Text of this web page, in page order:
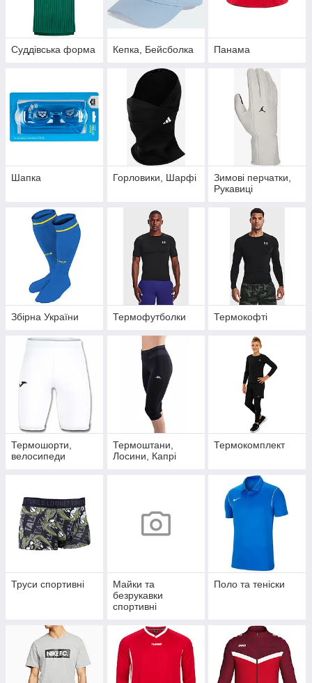
Суддівська форма Кепка, Бейсболка Панама
Шапка Горловики, Шарфі
Зимові перчатки,
Рукавиці
Збірна України Термофутболки Термокофті
Термошорти,
велосипеди
Термоштани,
Лосини, Капрі
Термокомплект
Труси спортивні
Майки та
безрукавки
спортивні
Поло та теніски